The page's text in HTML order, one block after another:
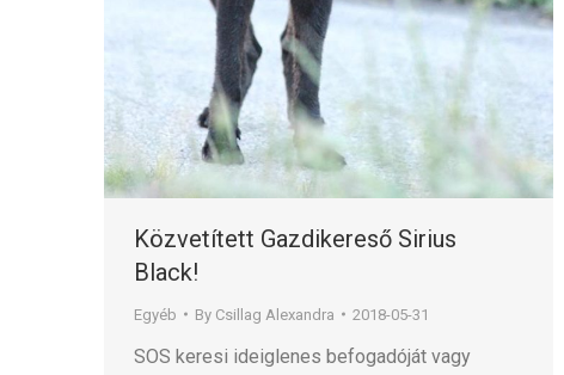
Közvetített Gazdikereső Sirius
Black!
Egyéb By Csillag Alexandra 2018-05-31
SOS keresi ideiglenes befogadóját vagy